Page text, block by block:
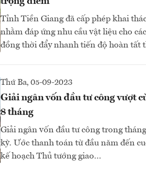
Tỉnh Tiền Giang đã cấp phép khai
nhằm đáp ứng nhu cầu vật liệu cho
đồng thời đẩy nhanh tiến độ hoàn tất
Thứ Ba, 05-09-2023
Giải ngân vốn đầu tư công vượt
8 tháng
Giải ngân vốn đầu tư công trong
kỳ. Ước thanh toán từ đầu năm đến
kế hoạch Thủ tướng giao...